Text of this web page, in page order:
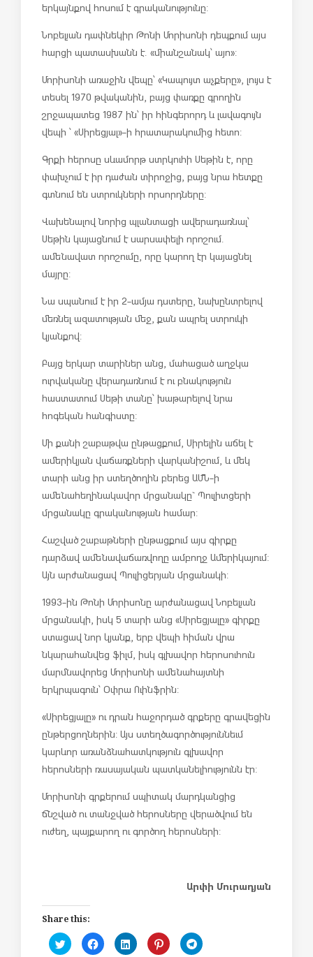
երկայնքով հոսում է գրականությունը:
Նոբելյան դափնեկիր Թոնի Մորիսոնի դեպքում այս
հարցի պատասխանն է. «միանշանակ՝ այո»:
Մորիսոնի առաջին վեպը՝ «Կապույտ աչքերը», լույս է
տեսել 1970 թվականին, բայց փառքը գրողին
շրջապատեց 1987 ին՝ իր հինգերորդ և լավագույն
վեպի ՝ «Սիրեցյալ»-ի հրատարակումից հետո:
Գրքի հերոսը սևամորթ ստրկուհի Սեթին է, որը
փախչում է իր դաժան տիրոջից, բայց նրա հետքը
գտնում են ստրուկների որսորդները:
Վախենալով նորից պլանտացի ավերադառնալ՝
Սեթին կայացնում է սարսափելի որոշում.
ամենավատ որոշումը, որը կարող էր կայացնել
մայրը:
Նա սպանում է իր 2-ամյա դստերը, նախընտրելով
մեռնել ազատության մեջ, քան ապրել ստրուկի
կյանքով:
Բայց երկար տարիներ անց, մահացած աղջկա
ուրվականը վերադառնում է ու բնակություն
հաստատում Սեթի տանը՝ խաթարելով նրա
հոգեկան հանգիստը:
Մի քանի շաբաթվա ընթացքում, Սիրելին աճել է
ամերիկյան վաճառքների վարկանիշում, և մեկ
տարի անց իր ստեղծողին բերեց ԱՄՆ-ի
ամենահեղինակավոր մրցանակը` Պուլիտցերի
մրցանակը գրականության համար:
Հաշված շաբաթների ընթացքում այս գիրքը
դարձավ ամենավաճառվողը ամբողջ Ամերիկայում:
Այն արժանացավ Պուլիցերյան մրցանակի:
1993-ին Թոնի Մորիսոնը արժանացավ Նոբելյան
մրցանակի, իսկ 5 տարի անց «Սիրեցյալը» գիրքը
ստացավ նոր կյանք, երբ վեպի հիման վրա
նկարահանվեց ֆիլմ, իսկ գլխավոր հերոսուհուն
մարմնավորեց Մորիսոնի ամենահայտնի
երկրպագուն՝ Օփրա Ուինֆրին:
«Սիրեցյալը» ու դրան հաջորդած գրքերը գրավեցին
ընթերցողներին: Այս ստեղծագործություննեւմ
կարևոր առանձնահատկություն գլխավոր
հերոսների ռասայական պատկանելիությունն էր:
Մորիսոնի գրքերում սպիտակ մարդկանցից
ճնշված ու տանջված հերոսները վերածվում են
ուժեղ, պայքարող ու գործող հերոսների:
Արփի Մուրադյան
Share this:
C
l
C
l
C
l
C
l
C
l